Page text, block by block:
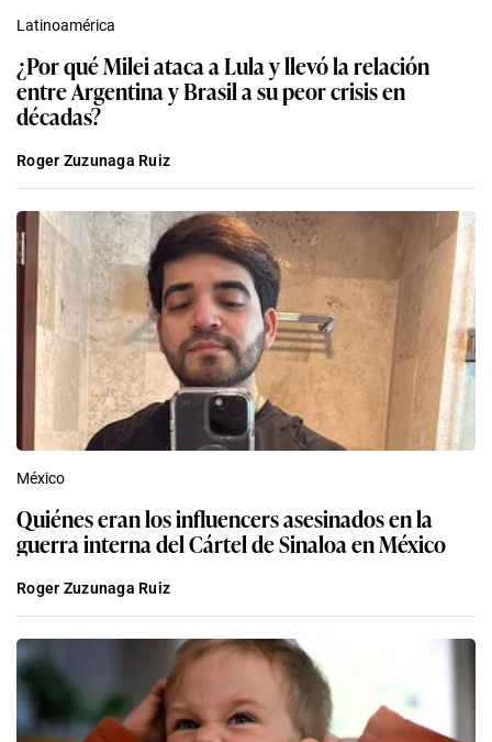
Latinoamérica
¿Por qué Milei ataca a Lula y llevó la relación
entre Argentina y Brasil a su peor crisis en
décadas?
Roger Zuzunaga Ruiz
México
Quiénes eran los influencers asesinados en la
guerra interna del Cártel de Sinaloa en México
Roger Zuzunaga Ruiz